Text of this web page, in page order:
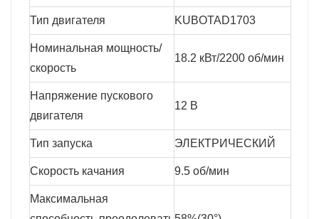
Тип двигателя KUBOTAD1703
Номинальная мощность/
скорость
18.2 кВт/2200 об/мин
Напряжение пускового
двигателя
12 В
Тип запуска ЭЛЕКТРИЧЕСКИЙ
Скорость качания 9.5 об/мин
Максимальная